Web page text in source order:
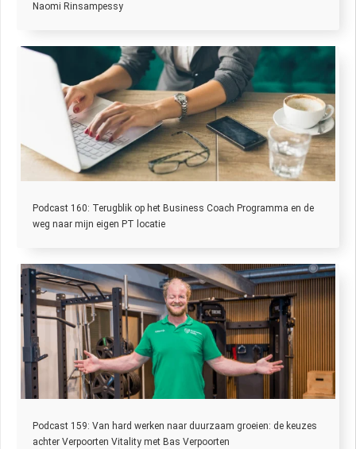
Naomi Rinsampessy
Podcast 160: Terugblik op het Business Coach Programma en de
weg naar mijn eigen PT locatie
Podcast 159: Van hard werken naar duurzaam groeien: de keuzes
achter Verpoorten Vitality met Bas Verpoorten